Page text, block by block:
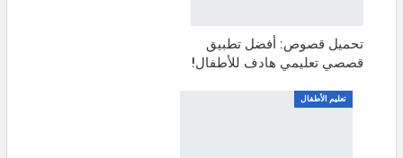
تحميل قصوص: أفضل تطبيق
قصصي تعليمي هادف للأطفال!
تعليم الأطفال